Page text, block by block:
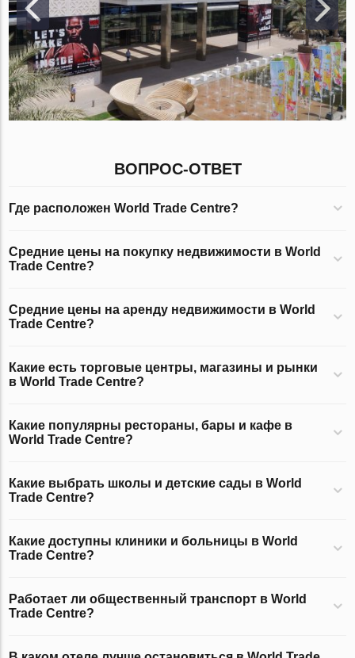
ВОПРОС-ОТВЕТ
Где расположен World Trade Centre?
Средние цены на покупку недвижимости в World
Trade Centre?
Средние цены на аренду недвижимости в World
Trade Centre?
Какие есть торговые центры, магазины и рынки
в World Trade Centre?
Какие популярны рестораны, бары и кафе в
World Trade Centre?
Какие выбрать школы и детские сады в World
Trade Centre?
Какие доступны клиники и больницы в World
Trade Centre?
Работает ли общественный транспорт в World
Trade Centre?